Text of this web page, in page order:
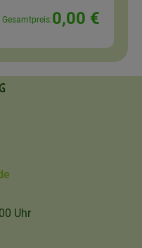
Gesamtpreis:0,00 €
Uhr